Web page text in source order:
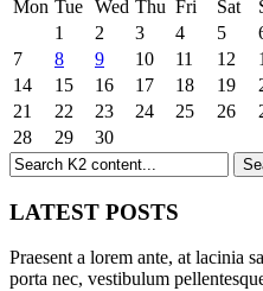
Mon Tue Wed Thu Fri Sat
1
2 3 4 5
7
8 9 10 11 12
14
15 16 17 18 19
21
22 23 24 25 26
28
29 30
LATEST POSTS
Praesent a lorem ante, at lacinia
porta nec, vestibulum